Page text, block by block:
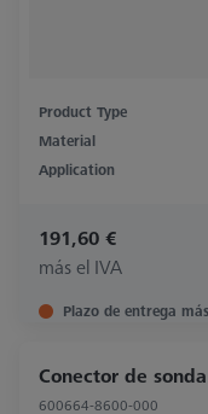
Product Type
Material
Application
191,60 €
más el IVA
Plazo de entrega
Conector de
600664-8600-000